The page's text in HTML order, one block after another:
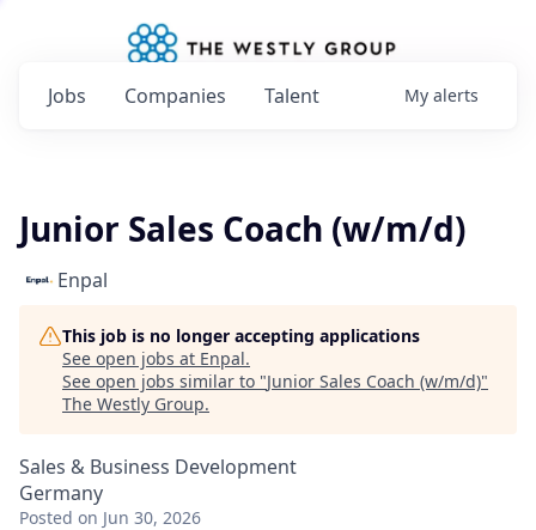
Jobs Companies Talent My alerts
Junior Sales Coach (w/m/d)
Enpal
This job is no longer accepting applications
See open jobs at Enpal.
See open jobs similar to "Junior Sales Coach (w/m/d)"
The Westly Group.
Sales & Business Development
Germany
Posted on Jun 30, 2026